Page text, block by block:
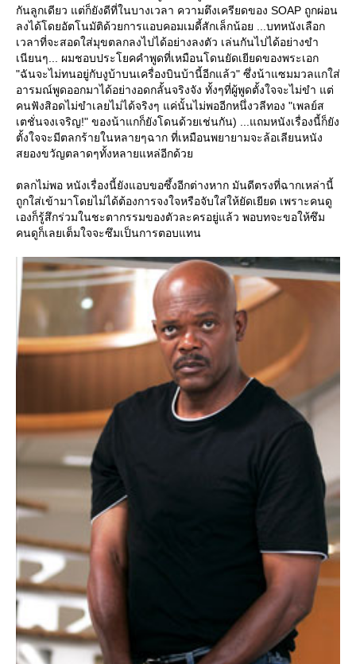
กันลูกเดียว แต่ก็ยังดีที่ในบางเวลา ความตึงเครียดของ SOAP ถูกผ่อน
ลงได้โดยอัตโนมัติด้วยการแอบคอมเมดี้สักเล็กน้อย ...บทหนังเลือก
เวลาที่จะสอดใส่มุขตลกลงไปได้อย่างลงตัว เล่นกันไปได้อย่างขำ
เนียนๆ... ผมชอบประโยคคำพูดที่เหมือนโดนยัดเยียดของพระเอก
"ฉันจะไม่ทนอยู่กับงูบ้าบนเครื่องบินบ้านี้อีกแล้ว" ซึ่งน้าแซมมวลแกใส่
อารมณ์พูดออกมาได้อย่างอดกลั้นจริงจัง ทั้งๆที่ผู้พูดตั้งใจจะไม่ขำ แต่
คนฟังสิอดไม่ขำเลยไม่ได้จริงๆ แค่นั้นไม่พออีกหนึ่งวลีทอง "เพลย์ส
เตชั่นจงเจริญ!" ของน้าแกก็ยังโดนด้วยเช่นกัน) ...แถมหนังเรื่องนี้ก็ยัง
ตั้งใจจะมีตลกร้ายในหลายๆฉาก ที่เหมือนพยายามจะล้อเลียนหนัง
สยองขวัญตลาดๆทั้งหลายแหล่อีกด้ว
ตลกไม่พอ หนังเรื่องนี้ยังแอบขอซึ้งอีกต่างหาก มันดีตรงที่ฉากเหล่านี้
ถูกใส่เข้ามาโดยไม่ได้ต้องการจงใจหรือจับใส่ให้ยัดเยียด เพราะคนดู
เองก็รู้สึกร่วมในชะตากรรมของตัวละครอยู่แล้ว พอบทจะขอให้ซึม
คนดูก็เลยเต็มใจจะซึมเป็นการตอบแทน